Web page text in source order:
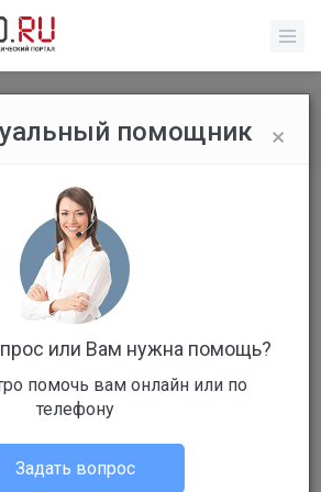
/ Профиль специалиста ×
помощник
или Вам нужна помощь?
помочь вам онлайн или по
телефону
Задать вопрос